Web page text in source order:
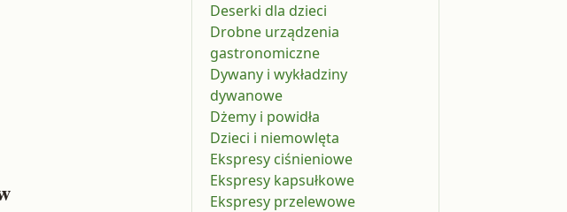
Deserki dla dzieci
Drobne urządzenia
gastronomiczne
Dywany i wykładziny
dywanowe
Dżemy i powidła
Dzieci i niemowlęta
Ekspresy ciśnieniowe
Ekspresy kapsułkowe
Ekspresy przelewowe